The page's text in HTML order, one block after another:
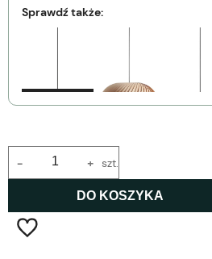
Sprawdź także:
+
- szt.
DO KOSZYKA